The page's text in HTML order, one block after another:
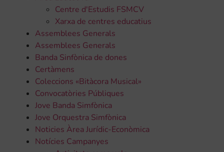
Centre d'Estudis FSMCV
Xarxa de centres educatius
Assemblees Generals
Assemblees Generals
Banda Sinfònica de dones
Certàmens
Coleccions «Bitàcora Musical»
Convocatòries Públiques
Jove Banda Simfònica
Jove Orquestra Simfònica
Noticies Àrea Jurídic-Econòmica
Notícies Campanyes